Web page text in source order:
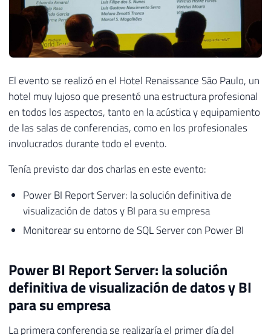
El evento se realizó en el Hotel Renaissance São Paulo, un
hotel muy lujoso que presentó una estructura profesional
en todos los aspectos, tanto en la acústica y equipamiento
de las salas de conferencias, como en los profesionales
involucrados durante todo el evento.
Tenía previsto dar dos charlas en este evento:
Power BI Report Server: la solución definitiva de
visualización de datos y BI para su empresa
Monitorear su entorno de SQL Server con Power BI
Power BI Report Server: la solución
definitiva de visualización de datos y BI
para su empresa
La primera conferencia se realizaría el primer día del